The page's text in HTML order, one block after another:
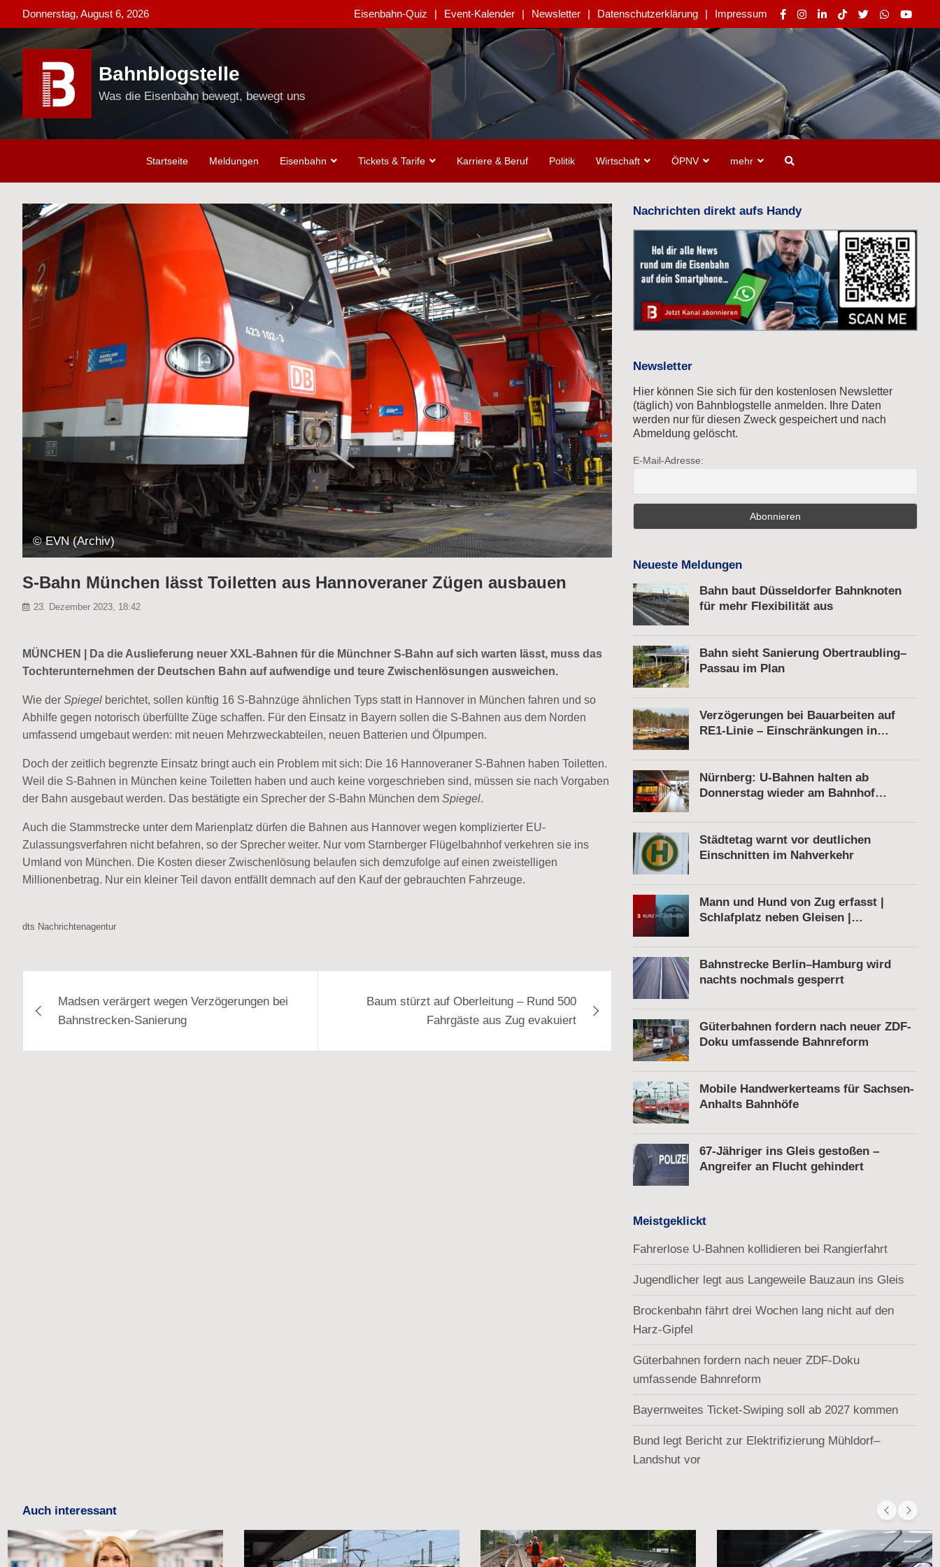
to
content
Donnerstag, August 6, 2026 Eisenbahn-Quiz Event-Kalender Newsletter Datenschutzerklärung Impressum
Bahnblogstelle
Was die Eisenbahn bewegt, bewegt uns
Startseite Meldungen Eisenbahn Tickets & Tarife Karriere & Beruf Politik Wirtschaft ÖPNV mehr
© EVN (Archiv)
S-Bahn München lässt Toiletten aus Hannoveraner Zügen ausbauen
23. Dezember 2023, 18:42
MÜNCHEN | Da die Auslieferung neuer XXL-Bahnen für die Münchner S-Bahn auf sich warten lässt, muss das
Tochterunternehmen der Deutschen Bahn auf aufwendige und teure Zwischenlösungen ausweichen.
Wie der Spiegel berichtet, sollen künftig 16 S-Bahnzüge ähnlichen Typs statt in Hannover in München fahren und so
Abhilfe gegen notorisch überfüllte Züge schaffen. Für den Einsatz in Bayern sollen die S-Bahnen aus dem Norden
umfassend umgebaut werden: mit neuen Mehrzweckabteilen, neuen Batterien und Ölpumpen.
Doch der zeitlich begrenzte Einsatz bringt auch ein Problem mit sich: Die 16 Hannoveraner S-Bahnen haben Toiletten.
Weil die S-Bahnen in München keine Toiletten haben und auch keine vorgeschrieben sind, müssen sie nach Vorgaben
der Bahn ausgebaut werden. Das bestätigte ein Sprecher der S-Bahn München dem Spiegel.
Auch die Stammstrecke unter dem Marienplatz dürfen die Bahnen aus Hannover wegen komplizierter EU-
Zulassungsverfahren nicht befahren, so der Sprecher weiter. Nur vom Starnberger Flügelbahnhof verkehren sie ins
Umland von München. Die Kosten dieser Zwischenlösung belaufen sich demzufolge auf einen zweistelligen
Millionenbetrag. Nur ein kleiner Teil davon entfällt demnach auf den Kauf der gebrauchten Fahrzeuge.
dts Nachrichtenagentur
Madsen verärgert wegen Verzögerungen bei
Bahnstrecken-Sanierung
Baum stürzt auf Oberleitung – Rund 500
Fahrgäste aus Zug evakuiert
Nachrichten direkt aufs Handy
Newsletter
Hier können Sie sich für den kostenlosen Newsletter
(täglich) von Bahnblogstelle anmelden. Ihre Daten
werden nur für diesen Zweck gespeichert und nach
Abmeldung gelöscht.
E-Mail-Adresse:
Neueste Meldungen
Bahn baut Düsseldorfer Bahnknoten
für mehr Flexibilität aus
Bahn sieht Sanierung Obertraubling–
Passau im Plan
Verzögerungen bei Bauarbeiten auf
RE1-Linie – Einschränkungen in
Nürnberg: U-Bahnen halten ab
Donnerstag wieder am Bahnhof
Städtetag warnt vor deutlichen
Einschnitten im Nahverkehr
Mann und Hund von Zug erfasst |
Schlafplatz neben Gleisen |
Fußgänger
Bahnstrecke Berlin–Hamburg wird
nachts nochmals gesperrt
Güterbahnen fordern nach neuer ZDF-
Doku umfassende Bahnreform
Mobile Handwerkerteams für Sachsen-
Anhalts Bahnhöfe
67-Jähriger ins Gleis gestoßen –
Angreifer an Flucht gehindert
Meistgeklickt
Fahrerlose U-Bahnen kollidieren bei Rangierfahrt
Jugendlicher legt aus Langeweile Bauzaun ins Gleis
Brockenbahn fährt drei Wochen lang nicht auf den
Harz-Gipfel
Güterbahnen fordern nach neuer ZDF-Doku
umfassende Bahnreform
Bayernweites Ticket-Swiping soll ab 2027 kommen
Bund legt Bericht zur Elektrifizierung Mühldorf–
Landshut vor
Auch interessant